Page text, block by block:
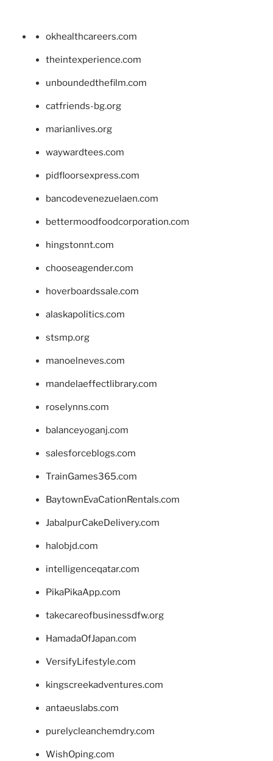
okhealthcareers.com
theintexperience.com
unboundedthefilm.com
catfriends-bg.org
marianlives.org
waywardtees.com
pidfloorsexpress.com
bancodevenezuelaen.com
bettermoodfoodcorporation.com
hingstonnt.com
chooseagender.com
hoverboardssale.com
alaskapolitics.com
stsmp.org
manoelneves.com
mandelaeffectlibrary.com
roselynns.com
balanceyoganj.com
salesforceblogs.com
TrainGames365.com
BaytownEvaCationRentals.com
JabalpurCakeDelivery.com
halobjd.com
intelligenceqatar.com
PikaPikaApp.com
takecareofbusinessdfw.org
HamadaOfJapan.com
VersifyLifestyle.com
kingscreekadventures.com
antaeuslabs.com
purelycleanchemdry.com
WishOping.com